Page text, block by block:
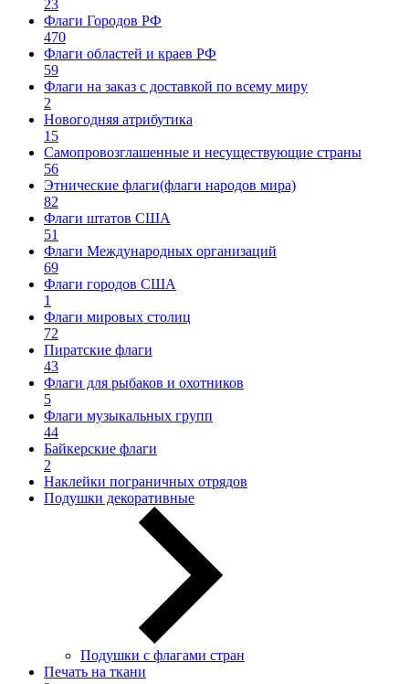
23
Флаги Городов РФ
470
Флаги областей и краев РФ
59
Флаги на заказ с доставкой по всему миру
2
Новогодняя атрибутика
15
Самопровозглашенные и несуществующие страны
56
Этнические флаги(флаги народов мира)
82
Флаги штатов США
51
Флаги Международных организаций
69
Флаги городов США
1
Флаги мировых столиц
72
Пиратские флаги
43
Флаги для рыбаков и охотников
5
Флаги музыкальных групп
44
Байкерские флаги
2
Наклейки пограничных отрядов
Подушки декоративные
Подушки с флагами стран
Печать на ткани